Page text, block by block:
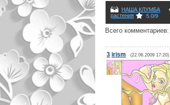
НАША КЛУМБА
растения
5.0/9
Всего комментариев:
3 irism (22.06.2009 17:20)